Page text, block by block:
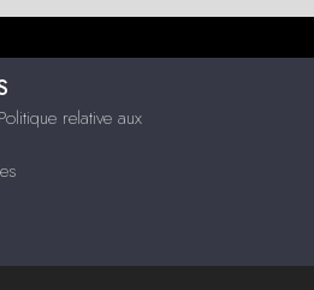
relative aux